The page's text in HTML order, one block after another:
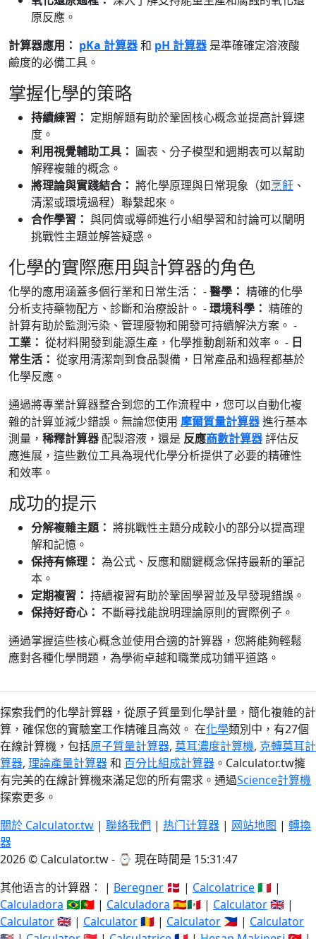
原反應。
計算器應用： pKa 計算器和 pH 計算器 是準確確定溶液酸
鹼度的必備工具。
掌握化學的策略
持續練習： 定期解題有助於鞏固核心概念並提高計算速
度。
利用視覺輔助工具： 圖表、分子模型和週期表可以幫助
解釋複雜的概念。
將理論與實踐結合： 將化學原理與日常現象（如烹飪 、
清潔或環境過程）聯繫起來。
合作學習： 與同儕或導師進行小組學習和討論可以闡明
挑戰性主題並解答疑惑。
化學的實際應用與計算器的角色
化學的應用涵蓋多個行業和日常生活： -醫學： 精確的化學
分析支持藥物配方、診斷和治療設計。 -環境科學： 精確的
計算有助於監測污染、管理廢物和開發可持續解決方案。 -
工業： 從材料開發到能源生產，化學推動創新和效率。 - 日
常生活： 從家用清潔劑到食品製備，日常產品和過程都基於
化學反應。
通過將專業計算器整合到您的工作流程中，您可以自動化複
雜的計算並減少錯誤。無論您使用 摩爾質量計算器進行基本
測量， 稀釋計算器配製溶液，還是 反應商數計算器評估反
應進展，這些數位工具為現代化學分析提供了必要的精確性
和效率。
成功的提示
分解複雜主題： 將挑戰性主題分成較小的部分以提高理
解和記憶。
保持有條理： 為公式、反應和關鍵概念保持最新的筆記
本。
定期複習： 持續複習有助於鞏固學習並及早發現錯誤。
保持好奇心： 不斷尋找能說明理論原則的實際例子。
通過掌握這些核心概念並使用合適的計算器，您將能夠輕鬆
應對各種化學問題，為學術卓越和職業成功鋪平道路。
探索我們的化學計算器，從原子質量到化學計量，簡化複雜的計
算，確保您的實驗室工作精確且高效。 在化學類別中，有27個
在線計算機，包括原子質量計算器, 莫耳濃度計算機, 克轉莫耳計
算器, 理論產量計算器和 百分比組成計算器 。Calculator.tw擁
有完美的在線計算機來滿足您的所有需求。通過Science計算機
探索更多。
關於 Calculator.tw | 聯絡我們 | 热门计算器 | 网站地图 | 轉換
器
2026 © Calculator.tw - ⌚ 現在時間是 15:31:47
其他语言的计算器： | Beregner 🇩🇰 | Calcolatrice🇮🇹 |
Calculadora 🇧🇷🇵🇹 | Calculadora 🇪🇸🇲🇽 | Calculator🇬🇧 |
Calculator🇬🇧 | Calculator🇷🇴 | Calculator 🇵🇭 | Calculator